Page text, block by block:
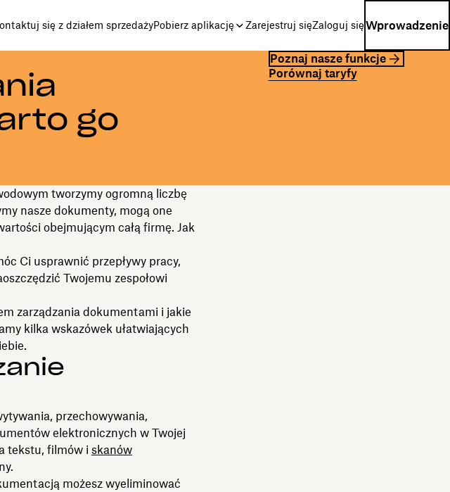
się z działem sprzedażyPobierz aplikację Zarejestruj sięZaloguj sięWprowadzenie
go
Poznaj nasze funkcje
Porównaj taryfy
tworzymy ogromną liczbę
nasze dokumenty, mogą one
obejmującym całą firmę. Jak
Ci usprawnić przepływy pracy,
Twojemu zespołowi
zarządzania dokumentami i jakie
kilka wskazówek ułatwiających
przechowywania,
elektronicznych w Twojej
tekstu, filmów i skanów
możesz wyeliminować